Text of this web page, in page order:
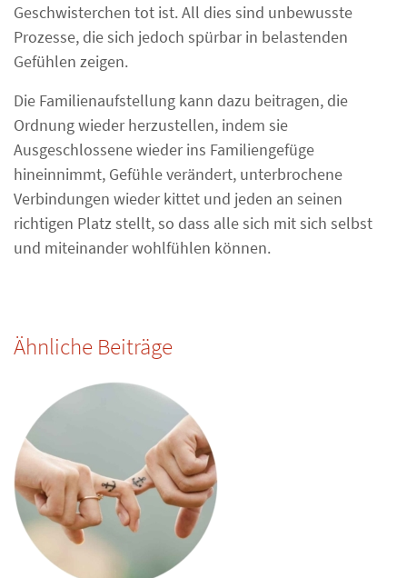
Geschwisterchen tot ist. All dies sind unbewusste
Prozesse, die sich jedoch spürbar in belastenden
Gefühlen zeigen.
Die Familienaufstellung kann dazu beitragen, die
Ordnung wieder herzustellen, indem sie
Ausgeschlossene wieder ins Familiengefüge
hineinnimmt, Gefühle verändert, unterbrochene
Verbindungen wieder kittet und jeden an seinen
richtigen Platz stellt, so dass alle sich mit sich selbst
und miteinander wohlfühlen können.
Ähnliche Beiträge